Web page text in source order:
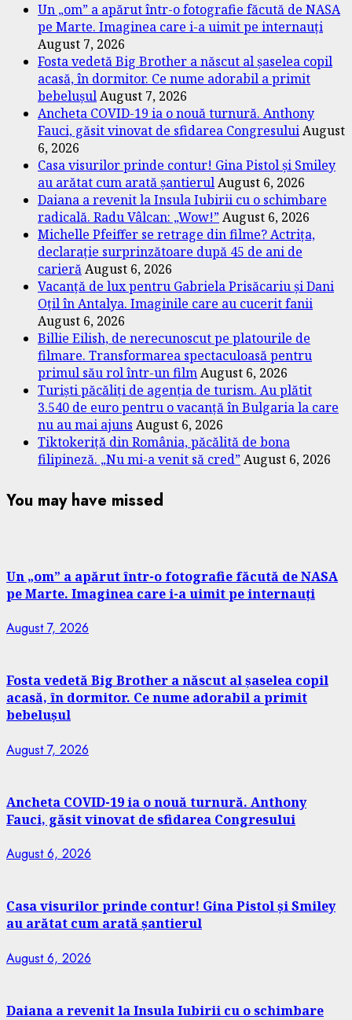
Un „om” a apărut într-o fotografie făcută de NASA
pe Marte. Imaginea care i-a uimit pe internauți
August 7, 2026
Fosta vedetă Big Brother a născut al șaselea copil
acasă, în dormitor. Ce nume adorabil a primit
bebelușulAugust 7, 2026
Ancheta COVID-19 ia o nouă turnură. Anthony
Fauci, găsit vinovat de sfidarea CongresuluiAugust
6, 2026
Casa visurilor prinde contur! Gina Pistol și Smiley
au arătat cum arată șantierulAugust 6, 2026
Daiana a revenit la Insula Iubirii cu o schimbare
radicală. Radu Vâlcan: „Wow!”August 6, 2026
Michelle Pfeiffer se retrage din filme? Actrița,
declarație surprinzătoare după 45 de ani de
carierăAugust 6, 2026
Vacanță de lux pentru Gabriela Prisăcariu și Dani
Oțil în Antalya. Imaginile care au cucerit fanii
August 6, 2026
Billie Eilish, de nerecunoscut pe platourile de
filmare. Transformarea spectaculoasă pentru
primul său rol într-un filmAugust 6, 2026
Turiști păcăliți de agenția de turism. Au plătit
3.540 de euro pentru o vacanță în Bulgaria la care
nu au mai ajuns August 6, 2026
Tiktokeriță din România, păcălită de bona
filipineză. „Nu mi-a venit să cred”August 6, 2026
You may have missed
Un „om” a apărut într-o fotografie făcută de NASA
pe Marte. Imaginea care i-a uimit pe internauți
August 7, 2026
Fosta vedetă Big Brother a născut al șaselea copil
acasă, în dormitor. Ce nume adorabil a primit
bebelușul
August 7, 2026
Ancheta COVID-19 ia o nouă turnură. Anthony
Fauci, găsit vinovat de sfidarea Congresului
August 6, 2026
Casa visurilor prinde contur! Gina Pistol și Smiley
au arătat cum arată șantierul
August 6, 2026
Daiana a revenit la Insula Iubirii cu o schimbare